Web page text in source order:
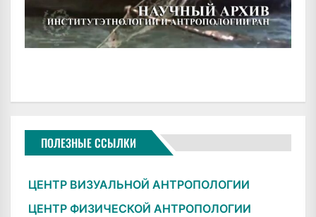
ПОЛЕЗНЫЕ ССЫЛКИ
ЦЕНТР ВИЗУАЛЬНОЙ АНТРОПОЛОГИИ
ЦЕНТР ФИЗИЧЕСКОЙ АНТРОПОЛОГИИ